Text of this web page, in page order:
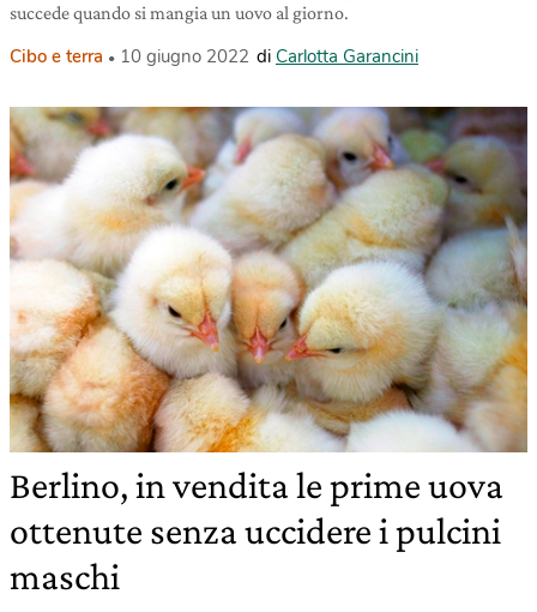
succede quando si mangia un uovo al giorno.
Cibo e terra 10 giugno 2022 di Carlotta Garancini
Berlino, in vendita le prime uova
ottenute senza uccidere i pulcini
maschi